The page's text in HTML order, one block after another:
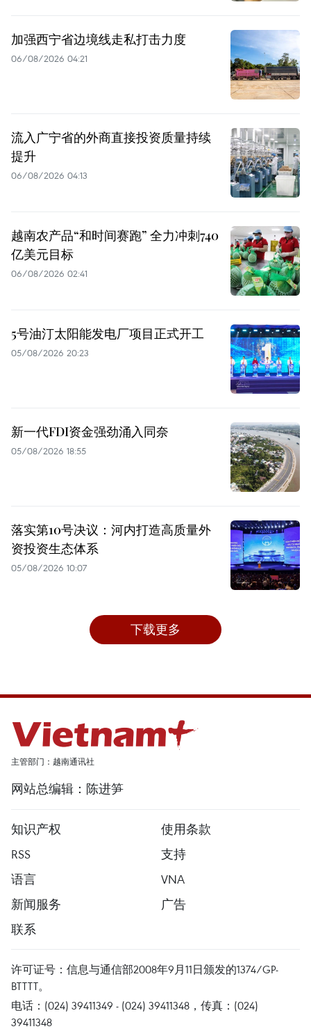
加强西宁省边境线走私打击力度
06/08/2026 04:21
流入广宁省的外商直接投资质量持续
提升
06/08/2026 04:13
越南农产品“和时间赛跑” 全力冲刺740
亿美元目标
06/08/2026 02:41
5号油汀太阳能发电厂项目正式开工
05/08/2026 20:23
新一代FDI资金强劲涌入同奈
05/08/2026 18:55
落实第10号决议：河内打造高质量外
资投资生态体系
05/08/2026 10:07
下载更多
主管部门：越南通讯社
网站总编辑：陈进笋
知识产权
使用条款
RSS
支持
语言
VNA
新闻服务
广告
联系
许可证号：信息与通信部2008年9月11日颁发的1374/GP-
BTTTT。
电话：(024) 39411349 - (024) 39411348，传真：(024)
39411348